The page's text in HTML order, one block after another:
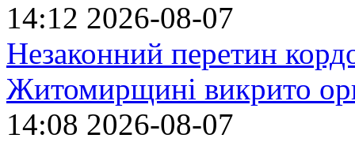
14:12 2026-08-07
Незаконний перетин
Житомирщині викрито
14:08 2026-08-07